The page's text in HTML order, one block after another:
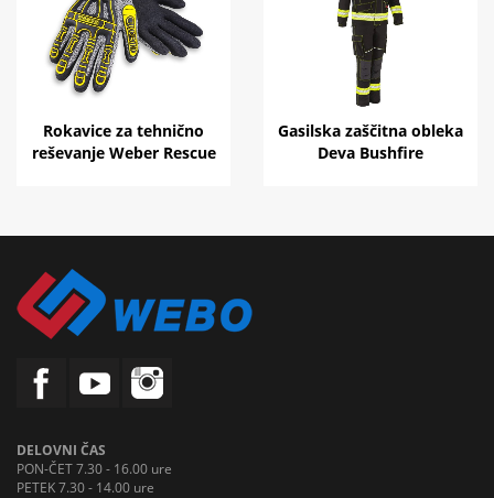
Rokavice za tehnično
reševanje Weber Rescue
Gasilska zaščitna obleka
Deva Bushfire
DELOVNI ČAS
PON-ČET 7.30 - 16.00 ure
PETEK 7.30 - 14.00 ure